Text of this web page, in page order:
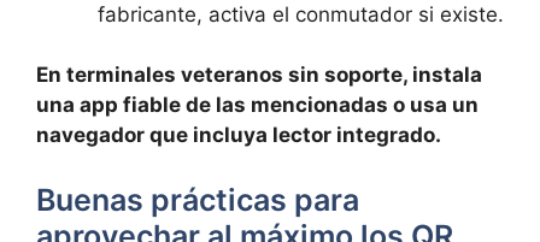
fabricante, activa el conmutador si existe.
En terminales veteranos sin soporte, instala
una app fiable de las mencionadas o usa un
navegador que incluya lector integrado.
Buenas prácticas para